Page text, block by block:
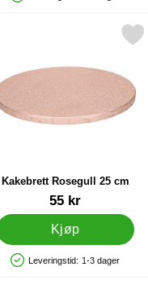
Produkttilgjengelighet: På lager
som favoritt
Kakebrett Rosegull 25 cm
23928
55 kr
Kjøp
Produkttilgjengelighet: På lager
Leveringstid: 1-3 dager
Merk kakebrett